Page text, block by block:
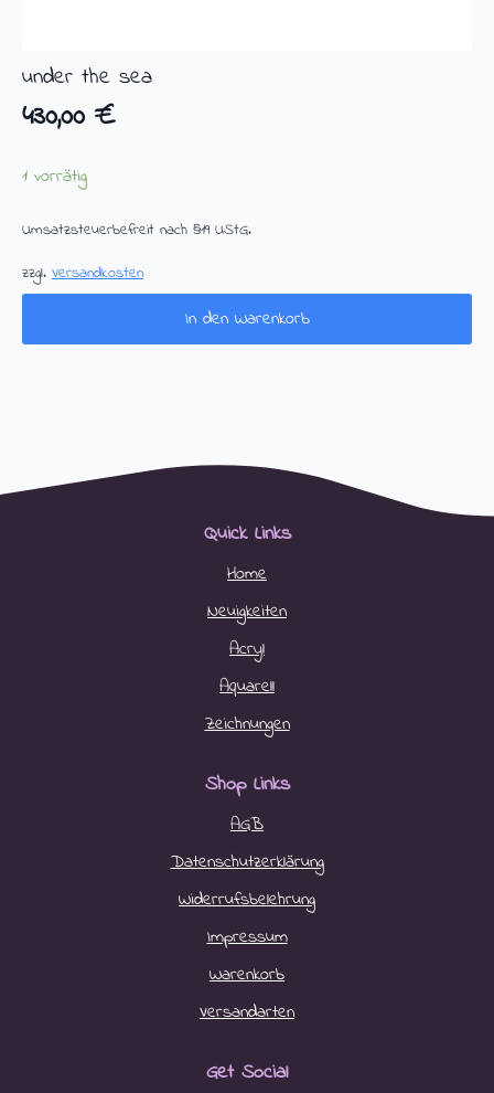
under the sea
430,00 €
1 vorrätig
Umsatzsteuerbefreit nach §19 UStG.
zzgl. Versandkosten
In den Warenkorb
Quick Links
Home
Neuigkeiten
Acryl
Aquarell
Zeichnungen
Shop Links
AGB
Datenschutzerklärung
Widerrufsbelehrung
Impressum
Warenkorb
Versandarten
Get Social